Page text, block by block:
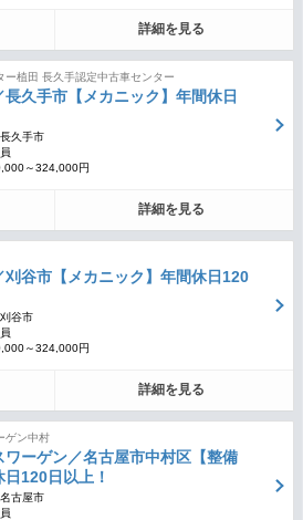
詳細を見る
ー植田 長久手認定中古車センター
長久手市【メカニック】年間休日
久手市
～324,000円
詳細を見る
刈谷市【メカニック】年間休日120
谷市
～324,000円
詳細を見る
ゲン中村
ワーゲン／名古屋市中村区【整備
120日以上！
古屋市